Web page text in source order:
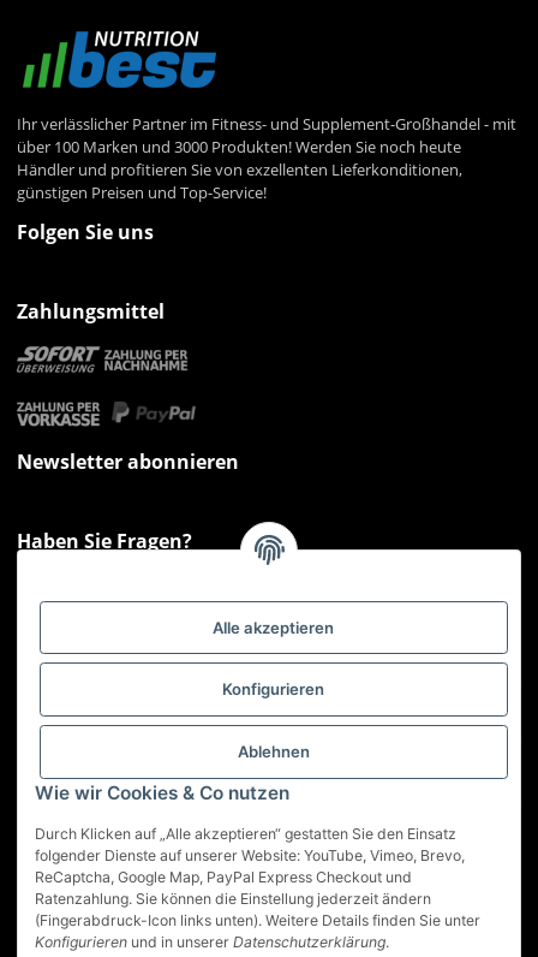
Alle akzeptieren
Konfigurieren
Ablehnen
Wie wir Cookies & Co nutzen
Durch Klicken auf „Alle akzeptieren“ gestatten Sie den Einsatz
folgender Dienste auf unserer Website: YouTube, Vimeo, Brevo,
ReCaptcha, Google Map, PayPal Express Checkout und
Ratenzahlung. Sie können die Einstellung jederzeit ändern
(Fingerabdruck-Icon links unten). Weitere Details finden Sie unter
Konfigurieren und in unserer Datenschutzerklärung.
Ihr verlässlicher Partner im Fitness- und Supplement-Großhandel - mit
über 100 Marken und 3000 Produkten! Werden Sie noch heute
Händler und profitieren Sie von exzellenten Lieferkonditionen,
günstigen Preisen und Top-Service!
Folgen Sie uns
Zahlungsmittel
Newsletter abonnieren
Haben Sie Fragen?
Montag - Freitag: 09:00 - 17:00 Uhr
Gesetzliche Informationen
Service
Vertrag widerrufen
* Alle Preise inkl. gesetzlicher USt., zzgl. Versand